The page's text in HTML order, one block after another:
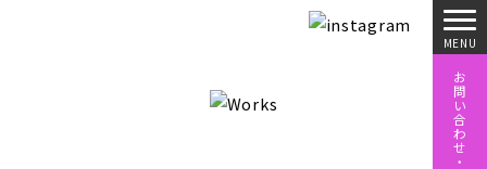
お
問
い
合
わ
せ
・